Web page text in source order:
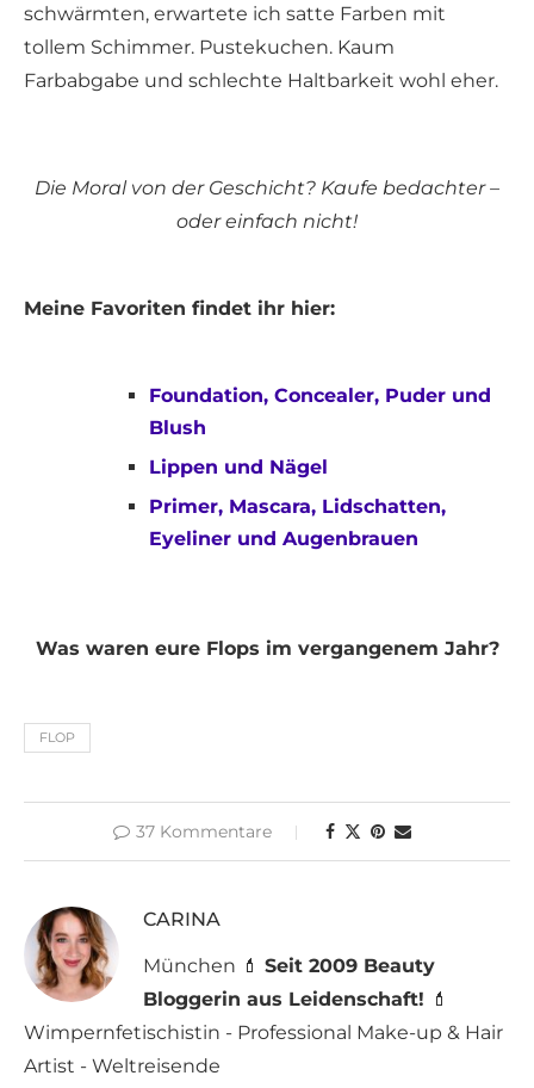
schwärmten, erwartete ich satte Farben mit
tollem Schimmer. Pustekuchen. Kaum
Farbabgabe und schlechte Haltbarkeit wohl eher.
Die Moral von der Geschicht? Kaufe bedachter –
oder einfach nicht!
Meine Favoriten findet ihr hier:
Foundation, Concealer, Puder und
Blush
Lippen und Nägel
Primer, Mascara, Lidschatten,
Eyeliner und Augenbrauen
Was waren eure Flops im vergangenem Jahr?
FLOP
37 Kommentare
CARINA
München 💄 Seit 2009 Beauty
Bloggerin aus Leidenschaft! 💄
Wimpernfetischistin - Professional Make-up & Hair
Artist - Weltreisende